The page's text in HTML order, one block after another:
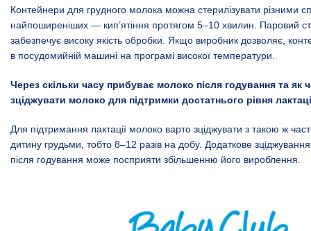
Контейнери для грудного молока можна стерилізувати різними
найпоширеніших — кип’ятіння протягом 5–10 хвилин. Паровий
забезпечує високу якість обробки. Якщо виробник дозволяє,
в посудомийній машині на програмі високої температури.
Через скільки часу прибуває молоко після годування та як
зціджувати молоко для підтримки достатнього рівня
Для підтримання лактації молоко варто зціджувати з такою ж
дитину грудьми, тобто 8–12 разів на добу. Додаткове
після годування може посприяти збільшенню його вироблення.